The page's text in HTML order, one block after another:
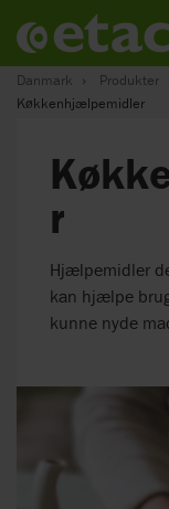
Danmark Produkter
Køkkenhjælpemidler
r
Hjælpemidler
kan hjælpe
kunne nyde